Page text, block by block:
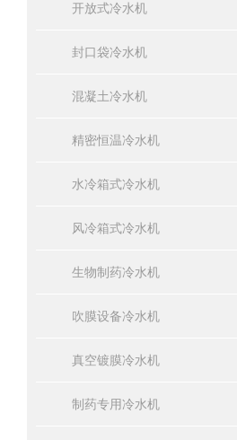
开放式冷水机
封口袋冷水机
混凝土冷水机
精密恒温冷水机
水冷箱式冷水机
风冷箱式冷水机
生物制药冷水机
吹膜设备冷水机
真空镀膜冷水机
制药专用冷水机